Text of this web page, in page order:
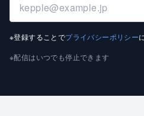
※登録することでプライバシーポリシー
※配信はいつでも停止できます